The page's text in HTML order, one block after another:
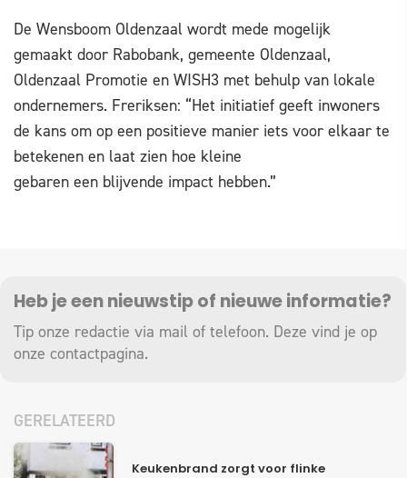
De Wensboom Oldenzaal wordt mede mogelijk
gemaakt door Rabobank, gemeente Oldenzaal,
Oldenzaal Promotie en WISH3 met behulp van lokale
ondernemers. Freriksen: “Het initiatief geeft inwoners
de kans om op een positieve manier iets voor elkaar te
betekenen en laat zien hoe kleine
gebaren een blijvende impact hebben.”
Heb je een nieuwstip of nieuwe informatie?
Tip onze redactie via mail of telefoon. Deze vind je op
onze contactpagina.
GERELATEERD
Keukenbrand zorgt voor flinke